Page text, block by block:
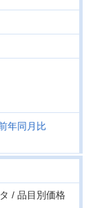
年同月比
/ 品目別価格